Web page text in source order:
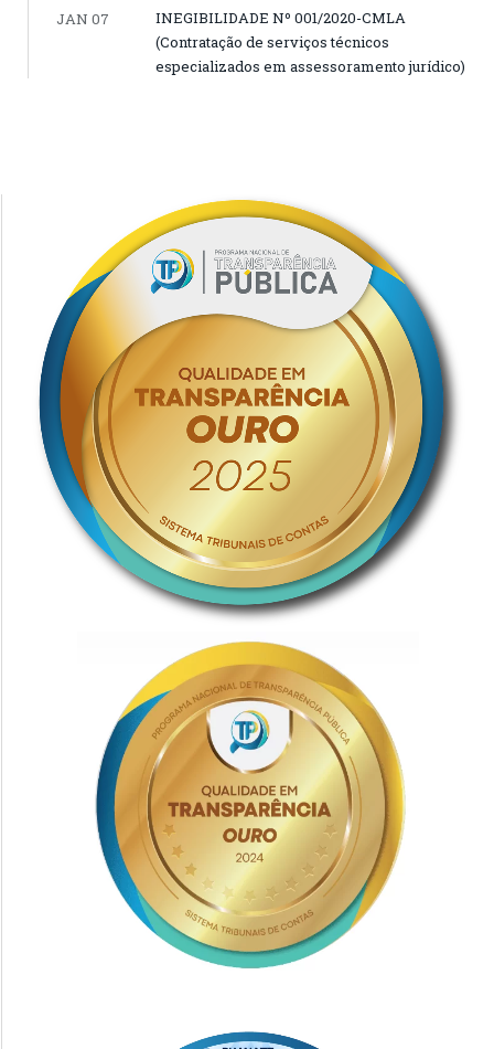
JAN 07
INEGIBILIDADE Nº 001/2020-CMLA
(Contratação de serviços técnicos
especializados em assessoramento jurídico)